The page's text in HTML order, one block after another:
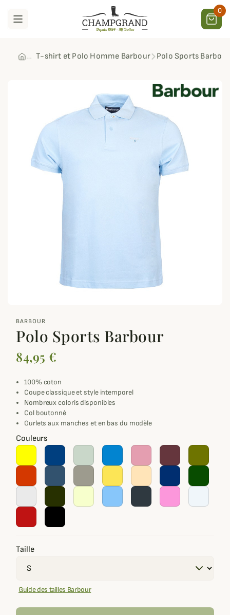
0
T-shirt et Polo Homme Barbour Polo Sports Barbour
BARBOUR
Polo Sports Barbour
84,95 €
100% coton
Coupe classique et style intemporel
Nombreux coloris disponibles
Col boutonné
Ourlets aux manches et en bas du modèle
Couleurs
Taille
Guide des tailles Barbour